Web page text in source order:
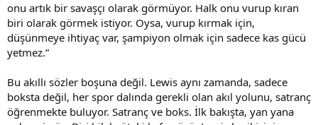
onu artık bir savaşçı olarak görmüyor. Halk onu vurup kıran
biri olarak görmek istiyor. Oysa, vurup kırmak için,
düşünmeye ihtiyaç var, şampiyon olmak için sadece kas gücü
yetmez.”
Bu akıllı sözler boşuna değil. Lewis aynı zamanda, sadece
boksta değil, her spor dalında gerekli olan akıl yolunu, satranç
öğrenmekte buluyor. Satranç ve boks. İlk bakışta, yan yana